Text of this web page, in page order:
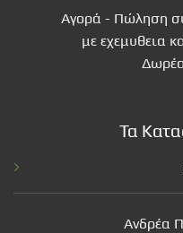
Αγορά - Πώληση
με εχεμυθεια
Τα
Ανδρέα